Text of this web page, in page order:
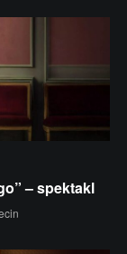
– spektakl